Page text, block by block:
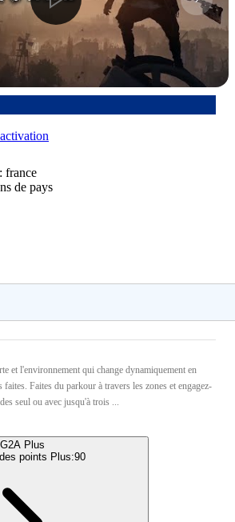
france
de pays
et l'environnement qui change dynamiquement en
Faites du parkour à travers les zones et engagez-
seul ou avec jusqu'à trois ...
G2A Plus
points Plus:90